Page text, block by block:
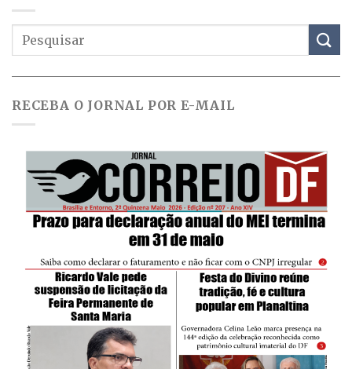
RECEBA O JORNAL POR E-MAIL